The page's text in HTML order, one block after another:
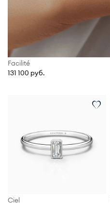
Facilité
131 100 руб.
Ciel